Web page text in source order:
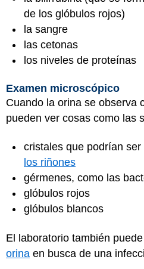
de los glóbulos rojos)
la sangre
las cetonas
los niveles de proteínas
Examen microscópico
Cuando la orina se observa
pueden ver cosas como las
cristales que podrían
los riñones
gérmenes, como las
glóbulos rojos
glóbulos blancos
El laboratorio también
orina en busca de una